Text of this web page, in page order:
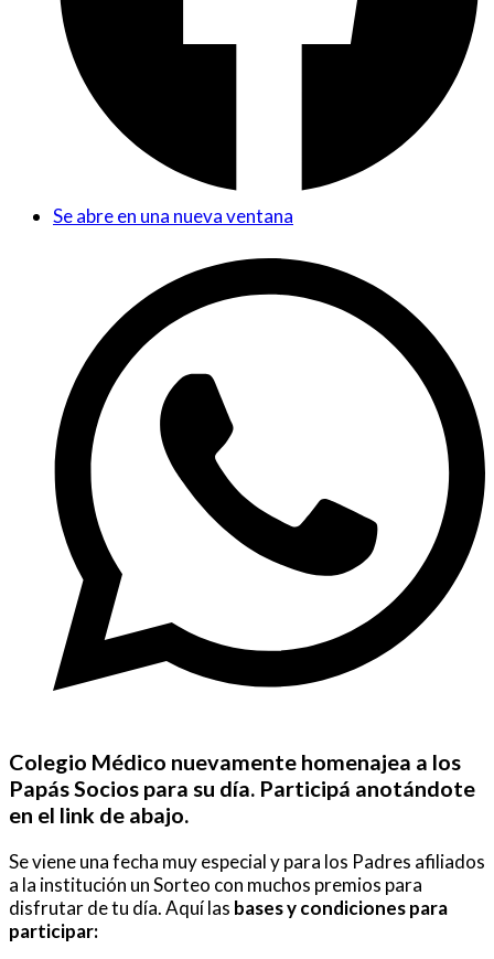
Se abre en una nueva ventana
Colegio Médico nuevamente homenajea a los
Papás Socios para su día. Participá anotándote
en el link de abajo.
Se viene una fecha muy especial y para los Padres afiliados
a la institución un Sorteo con muchos premios para
disfrutar de tu día. Aquí las bases y condiciones para
participar: